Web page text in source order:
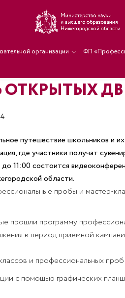
организации ФП
путешествие школьников
где участники получат
11:00 состоится
области.
пробы и мастер-
прошли программу
в период приемной
и профессиональных проб:
с помощью графических